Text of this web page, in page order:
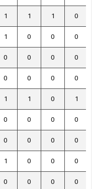
1 1 1 0
1 0 0 0
0 0 0 0
0 0 0 0
1 1 0 1
0 0 0 0
0 0 0 0
1 0 0 0
0 0 0 0